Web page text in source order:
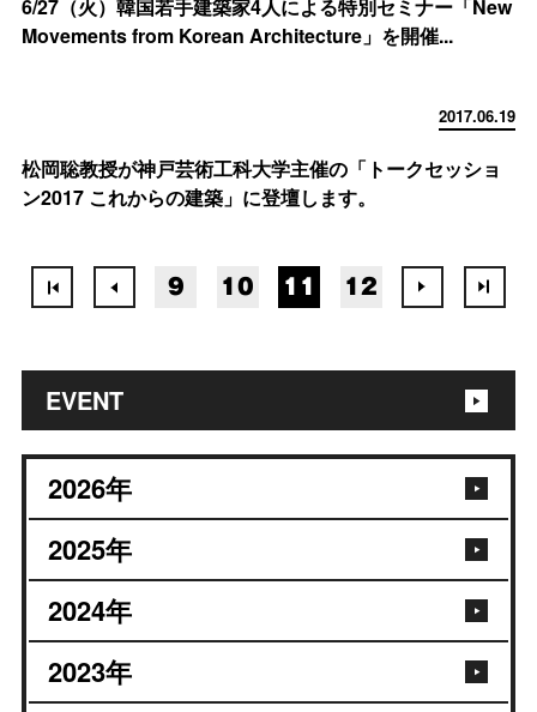
EVENT
2026年
2025年
2024年
2023年
6/27（火）韓国若手建築家4人による特別セミナー「New
Movements from Korean Architecture」を開催...
2017.06.19
松岡聡教授が神戸芸術工科大学主催の「トークセッショ
ン2017 これからの建築」に登壇します。
9 10 11 12